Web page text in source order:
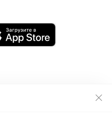
сайт и нажимая кнопку